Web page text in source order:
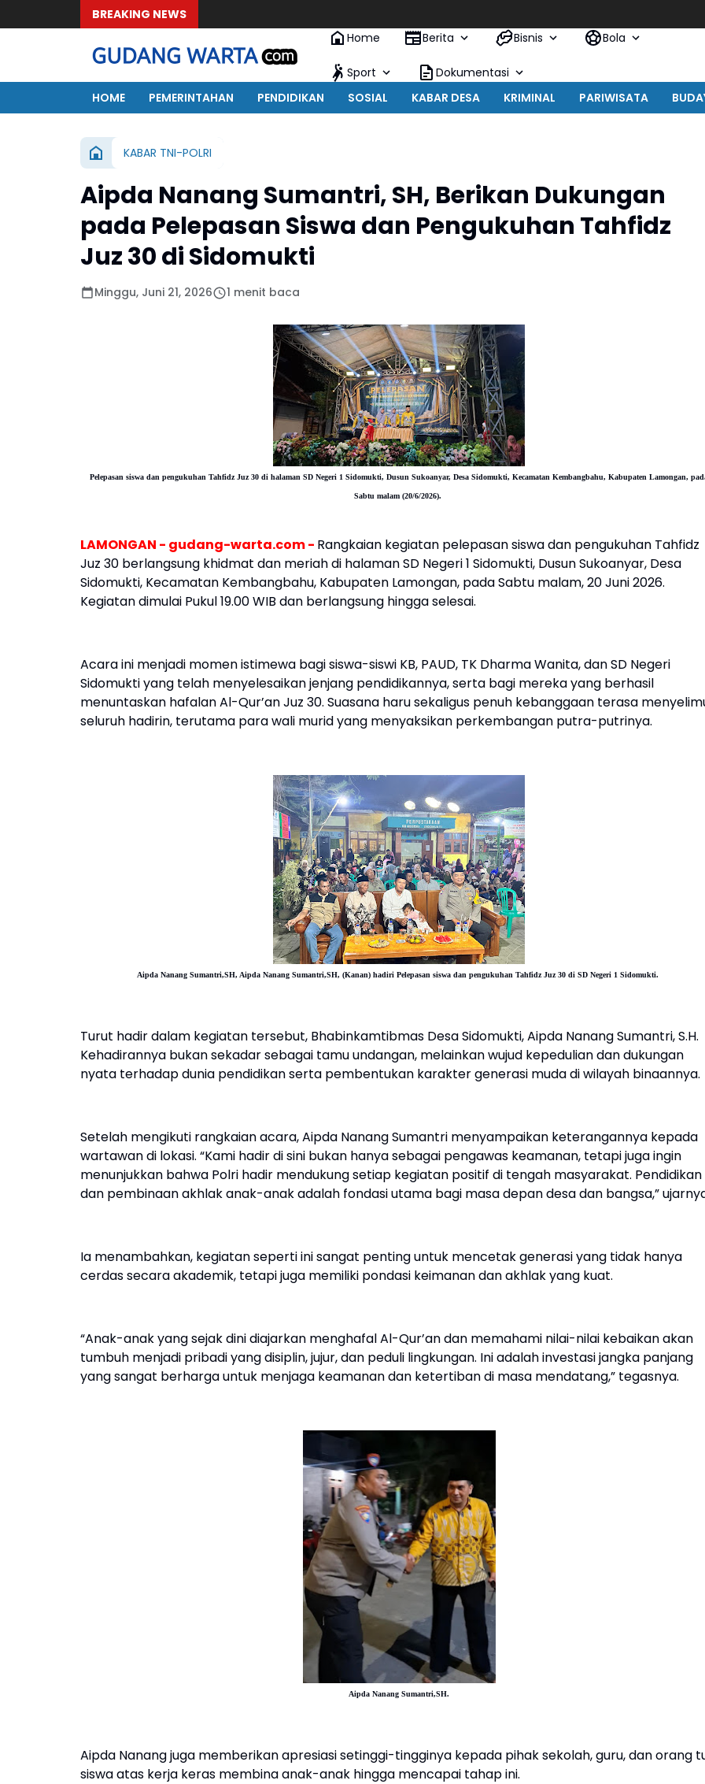
BREAKING NEWS
Home
Berita Bisnis Bola
Sport
Dokumentasi
HOME
PEMERINTAHAN PENDIDIKAN SOSIAL KABAR DESA KRIMINAL PARIWISATA
KABAR TNI-POLRI
Aipda Nanang Sumantri, SH, Berikan Dukungan
pada Pelepasan Siswa dan Pengukuhan Tahfidz
Juz 30 di Sidomukti
Minggu, Juni 21, 2026 1 menit baca
Pelepasan siswa dan pengukuhan Tahfidz Juz 30 di halaman SD Negeri 1 Sidomukti, Dusun Sukoanyar, Desa Sidomukti, Kecamatan Kembangbahu, Kabupaten Lamongan,
Sabtu malam (20/6/2026).
LAMONGAN - gudang-warta.com - Rangkaian kegiatan pelepasan siswa dan pengukuhan Tahfidz
Juz 30 berlangsung khidmat dan meriah di halaman SD Negeri 1 Sidomukti, Dusun Sukoanyar, Desa
Sidomukti, Kecamatan Kembangbahu, Kabupaten Lamongan, pada Sabtu malam, 20 Juni 2026.
Kegiatan dimulai Pukul 19.00 WIB dan berlangsung hingga selesai.
Acara ini menjadi momen istimewa bagi siswa-siswi KB, PAUD, TK Dharma Wanita, dan SD Negeri
Sidomukti yang telah menyelesaikan jenjang pendidikannya, serta bagi mereka yang berhasil
menuntaskan hafalan Al-Qur’an Juz 30. Suasana haru sekaligus penuh kebanggaan terasa
seluruh hadirin, terutama para wali murid yang menyaksikan perkembangan putra-putrinya.
Aipda Nanang Sumantri,SH, Aipda Nanang Sumantri,SH, (Kanan) hadiri Pelepasan siswa dan pengukuhan Tahfidz Juz 30 di SD Negeri 1 Sidomukti.
Turut hadir dalam kegiatan tersebut, Bhabinkamtibmas Desa Sidomukti, Aipda Nanang Sumantri, S.H.
Kehadirannya bukan sekadar sebagai tamu undangan, melainkan wujud kepedulian dan dukungan
nyata terhadap dunia pendidikan serta pembentukan karakter generasi muda di wilayah binaannya.
Setelah mengikuti rangkaian acara, Aipda Nanang Sumantri menyampaikan keterangannya kepada
wartawan di lokasi. “Kami hadir di sini bukan hanya sebagai pengawas keamanan, tetapi juga ingin
menunjukkan bahwa Polri hadir mendukung setiap kegiatan positif di tengah masyarakat. Pendidikan
dan pembinaan akhlak anak-anak adalah fondasi utama bagi masa depan desa dan bangsa,”
Ia menambahkan, kegiatan seperti ini sangat penting untuk mencetak generasi yang tidak hanya
cerdas secara akademik, tetapi juga memiliki pondasi keimanan dan akhlak yang kuat.
“Anak-anak yang sejak dini diajarkan menghafal Al-Qur’an dan memahami nilai-nilai kebaikan akan
tumbuh menjadi pribadi yang disiplin, jujur, dan peduli lingkungan. Ini adalah investasi jangka panjang
yang sangat berharga untuk menjaga keamanan dan ketertiban di masa mendatang,” tegasnya.
Aipda Nanang Sumantri,SH.
Aipda Nanang juga memberikan apresiasi setinggi-tingginya kepada pihak sekolah, guru, dan orang
siswa atas kerja keras membina anak-anak hingga mencapai tahap ini.